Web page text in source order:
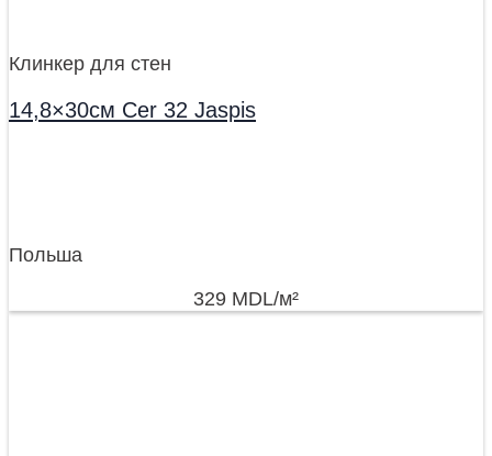
Клинкер для стен
14,8×30см Cer 32 Jaspis
Польша
329 MDL/м²